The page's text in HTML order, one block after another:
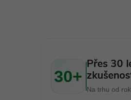
30+
Přes 30
Na trhu od